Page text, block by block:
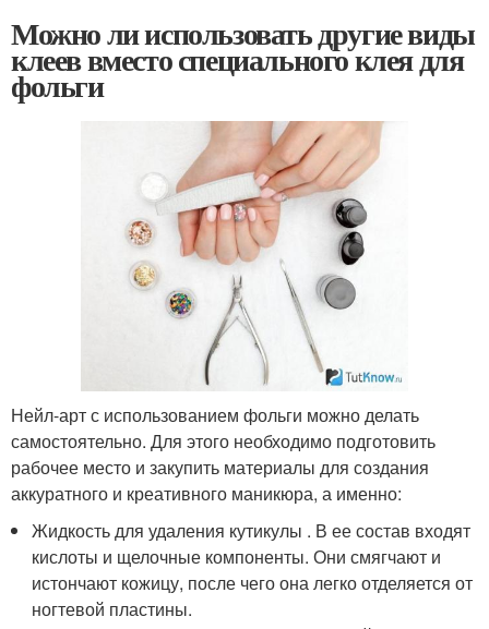
Можно ли использовать другие виды
клеев вместо специального клея для
фольги
Нейл-арт с использованием фольги можно делать
самостоятельно. Для этого необходимо подготовить
рабочее место и закупить материалы для создания
аккуратного и креативного маникюра, а именно:
Жидкость для удаления кутикулы . В ее состав входят
кислоты и щелочные компоненты. Они смягчают и
истончают кожицу, после чего она легко отделяется от
ногтевой пластины.